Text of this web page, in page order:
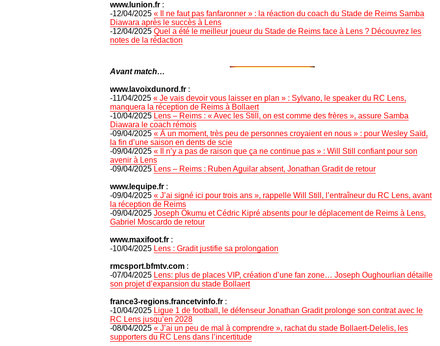
www.lunion.fr :
-12/04/2025 « Il ne faut pas fanfaronner » : la réaction du coach du Stade de Reims Samba
Diawara après le succès à Lens
-12/04/2025 Quel a été le meilleur joueur du Stade de Reims face à Lens ? Découvrez les
notes de la rédaction
Avant match…
www.lavoixdunord.fr :
-11/04/2025 « Je vais devoir vous laisser en plan » : Sylvano, le speaker du RC Lens,
manquera la réception de Reims à Bollaert
-10/04/2025 Lens – Reims : « Avec les Still, on est comme des frères », assure Samba
Diawara le coach rémois
-09/04/2025 « À un moment, très peu de personnes croyaient en nous » : pour Wesley Saïd,
la fin d’une saison en dents de scie
-09/04/2025 « Il n’y a pas de raison que ça ne continue pas » : Will Still confiant pour son
avenir à Lens
-09/04/2025 Lens – Reims : Ruben Aguilar absent, Jonathan Gradit de retour
www.lequipe.fr :
-09/04/2025 « J’ai signé ici pour trois ans », rappelle Will Still, l’entraîneur du RC Lens, avant
la réception de Reims
-09/04/2025 Joseph Okumu et Cédric Kipré absents pour le déplacement de Reims à Lens,
Gabriel Moscardo de retour
www.maxifoot.fr :
-10/04/2025 Lens : Gradit justifie sa prolongation
rmcsport.bfmtv.com :
-07/04/2025 Lens: plus de places VIP, création d’une fan zone… Joseph Oughourlian détaille
son projet d’expansion du stade Bollaert
france3-regions.francetvinfo.fr :
-10/04/2025 Ligue 1 de football, le défenseur Jonathan Gradit prolonge son contrat avec le
RC Lens jusqu’en 2028
-08/04/2025 « J’ai un peu de mal à comprendre », rachat du stade Bollaert-Delelis, les
supporters du RC Lens dans l’incertitude